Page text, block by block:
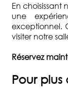
En choisissant
une
exceptionnel.
visiter notre
Réservez
Pour